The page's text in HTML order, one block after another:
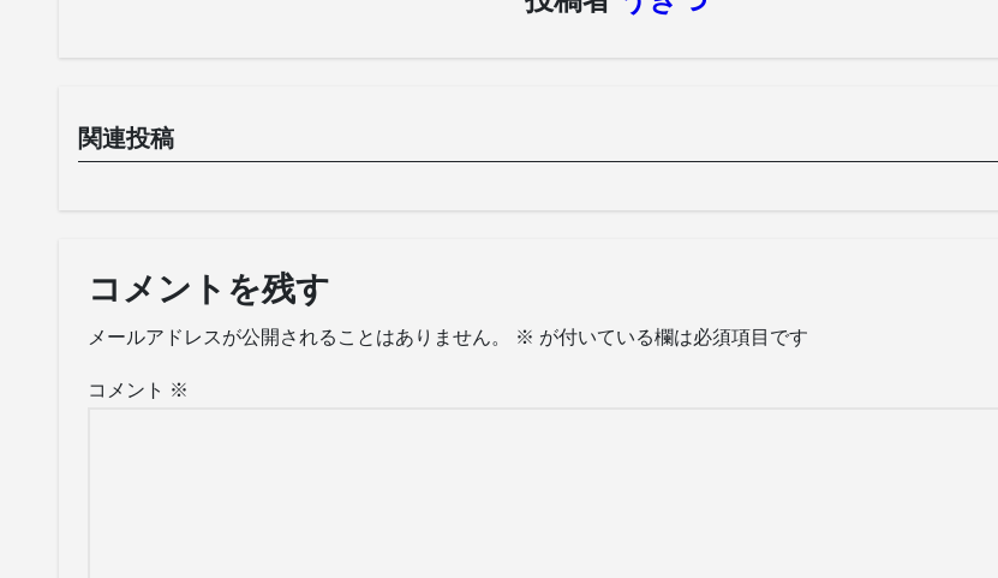
関連投稿
コメントを残す
メールアドレスが公開されることはありません。 ※ が付いている欄は必須項目です
コメント ※